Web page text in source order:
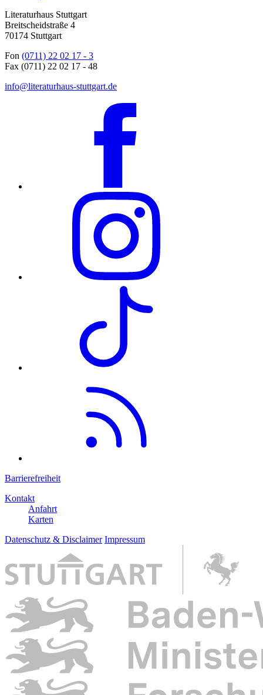
Literaturhaus Stuttgart
Breitscheidstraße 4
70174 Stuttgart
Fon (0711) 22 02 17 - 3
Fax (0711) 22 02 17 - 48
info@literaturhaus-stuttgart.de
Barrierefreiheit
Kontakt
Anfahrt
Karten
Datenschutz & Disclaimer Impressum